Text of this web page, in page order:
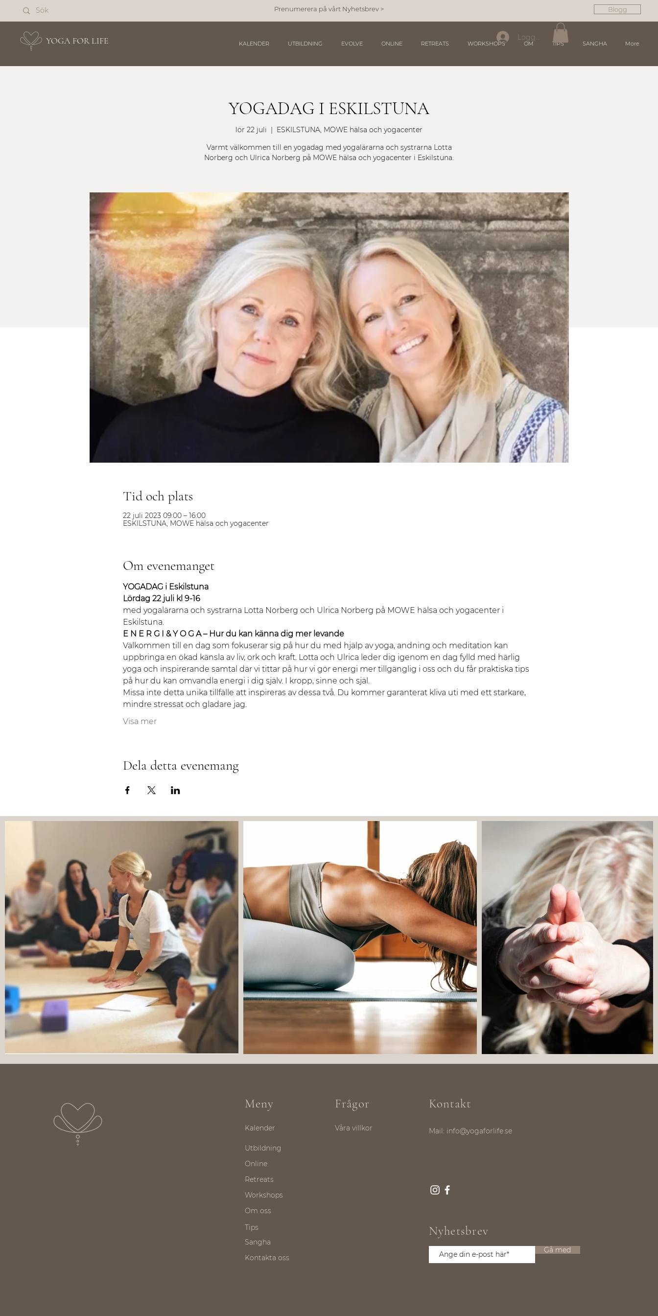
Prenumerera på vårt Nyhetsbrev > Blogg
YOGA FOR LIFE KALENDER UTBILDNING EVOLVE ONLINE RETREATS WORKSHOPS OM TIPS SANGHA More
Logga in
YOGADAG I ESKILSTUNA
lör 22 juli
  |
ESKILSTUNA, MOWE hälsa och yogacenter
Varmt välkommen till en yogadag med yogalärarna och systrarna Lotta
Norberg och Ulrica Norberg på MOWE hälsa och yogacenter i Eskilstuna.
Tid och plats
22 juli 2023 09:00 – 16:00
ESKILSTUNA, MOWE hälsa och yogacenter
Om evenemanget
YOGADAG i Eskilstuna
Lördag 22 juli kl 9-16
med yogalärarna och systrarna Lotta Norberg och Ulrica Norberg på MOWE hälsa och yogacenter i
Eskilstuna.
E N E R G I & Y O G A – Hur du kan känna dig mer levande
Välkommen till en dag som fokuserar sig på hur du med hjälp av yoga, andning och meditation kan
uppbringa en ökad känsla av liv, ork och kraft. Lotta och Ulrica leder dig igenom en dag fylld med härlig
yoga och inspirerande samtal där vi tittar på hur vi gör energi mer tillgänglig i oss och du får praktiska tips
på hur du kan omvandla energi i dig själv. I kropp, sinne och själ.
Missa inte detta unika tillfälle att inspireras av dessa två. Du kommer garanterat kliva uti med ett starkare,
mindre stressat och gladare jag.
Visa mer
Dela detta evenemang
Meny
Kalender
Frågor
Våra villkor
Kontakt
Mail: info@yogaforlife.se
Utbildning
Online
Retreats
Workshops
Om oss
Tips
Sangha
Kontakta oss
Nyhetsbrev
Gå med